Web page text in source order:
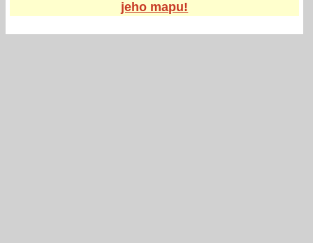
jeho mapu!